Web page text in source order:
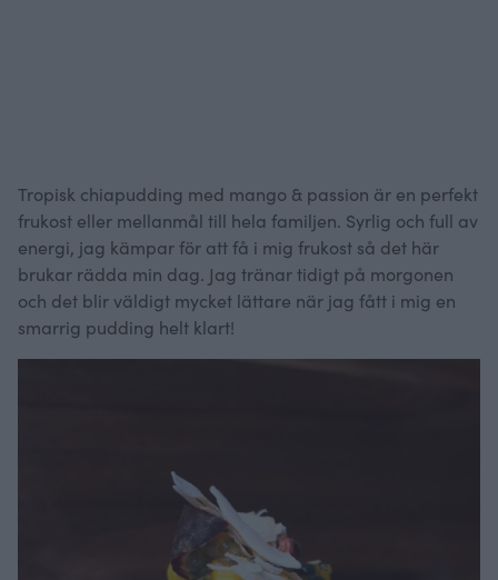
Tropisk chiapudding med mango & passion är en perfekt
frukost eller mellanmål till hela familjen. Syrlig och full av
energi, jag kämpar för att få i mig frukost så det här
brukar rädda min dag. Jag tränar tidigt på morgonen
och det blir väldigt mycket lättare när jag fått i mig en
smarrig pudding helt klart!